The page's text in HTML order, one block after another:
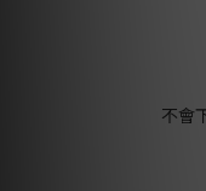
不會